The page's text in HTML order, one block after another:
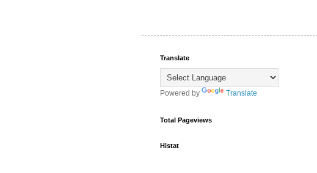
Translate
Powered by Translate
Total Pageviews
Histat